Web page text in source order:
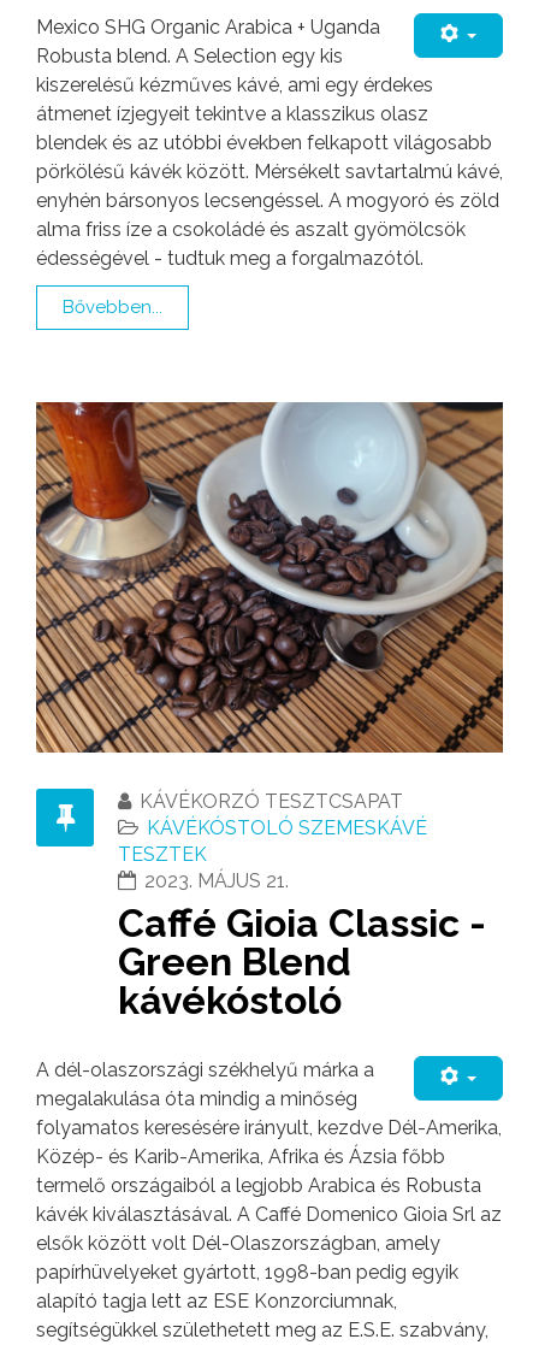
Mexico SHG Organic Arabica + Uganda
Robusta blend. A Selection egy kis
kiszerelésű kézműves kávé, ami egy érdekes
átmenet ízjegyeit tekintve a klasszikus olasz
blendek és az utóbbi években felkapott világosabb
pörkölésű kávék között. Mérsékelt savtartalmú kávé,
enyhén bársonyos lecsengéssel. A mogyoró és zöld
alma friss íze a csokoládé és aszalt gyömölcsök
édességével - tudtuk meg a forgalmazótól.
Bővebben...
KÁVÉKORZÓ TESZTCSAPAT
KÁVÉKÓSTOLÓ SZEMESKÁVÉ
TESZTEK
2023. MÁJUS 21.
Caffé Gioia Classic -
Green Blend
kávékóstoló
A dél-olaszországi székhelyű márka a
megalakulása óta mindig a minőség
folyamatos keresésére irányult, kezdve Dél-Amerika,
Közép- és Karib-Amerika, Afrika és Ázsia főbb
termelő országaiból a legjobb Arabica és Robusta
kávék kiválasztásával. A Caffé Domenico Gioia Srl az
elsők között volt Dél-Olaszországban, amely
papírhüvelyeket gyártott, 1998-ban pedig egyik
alapító tagja lett az ESE Konzorciumnak,
segítségükkel születhetett meg az E.S.E. szabvány,